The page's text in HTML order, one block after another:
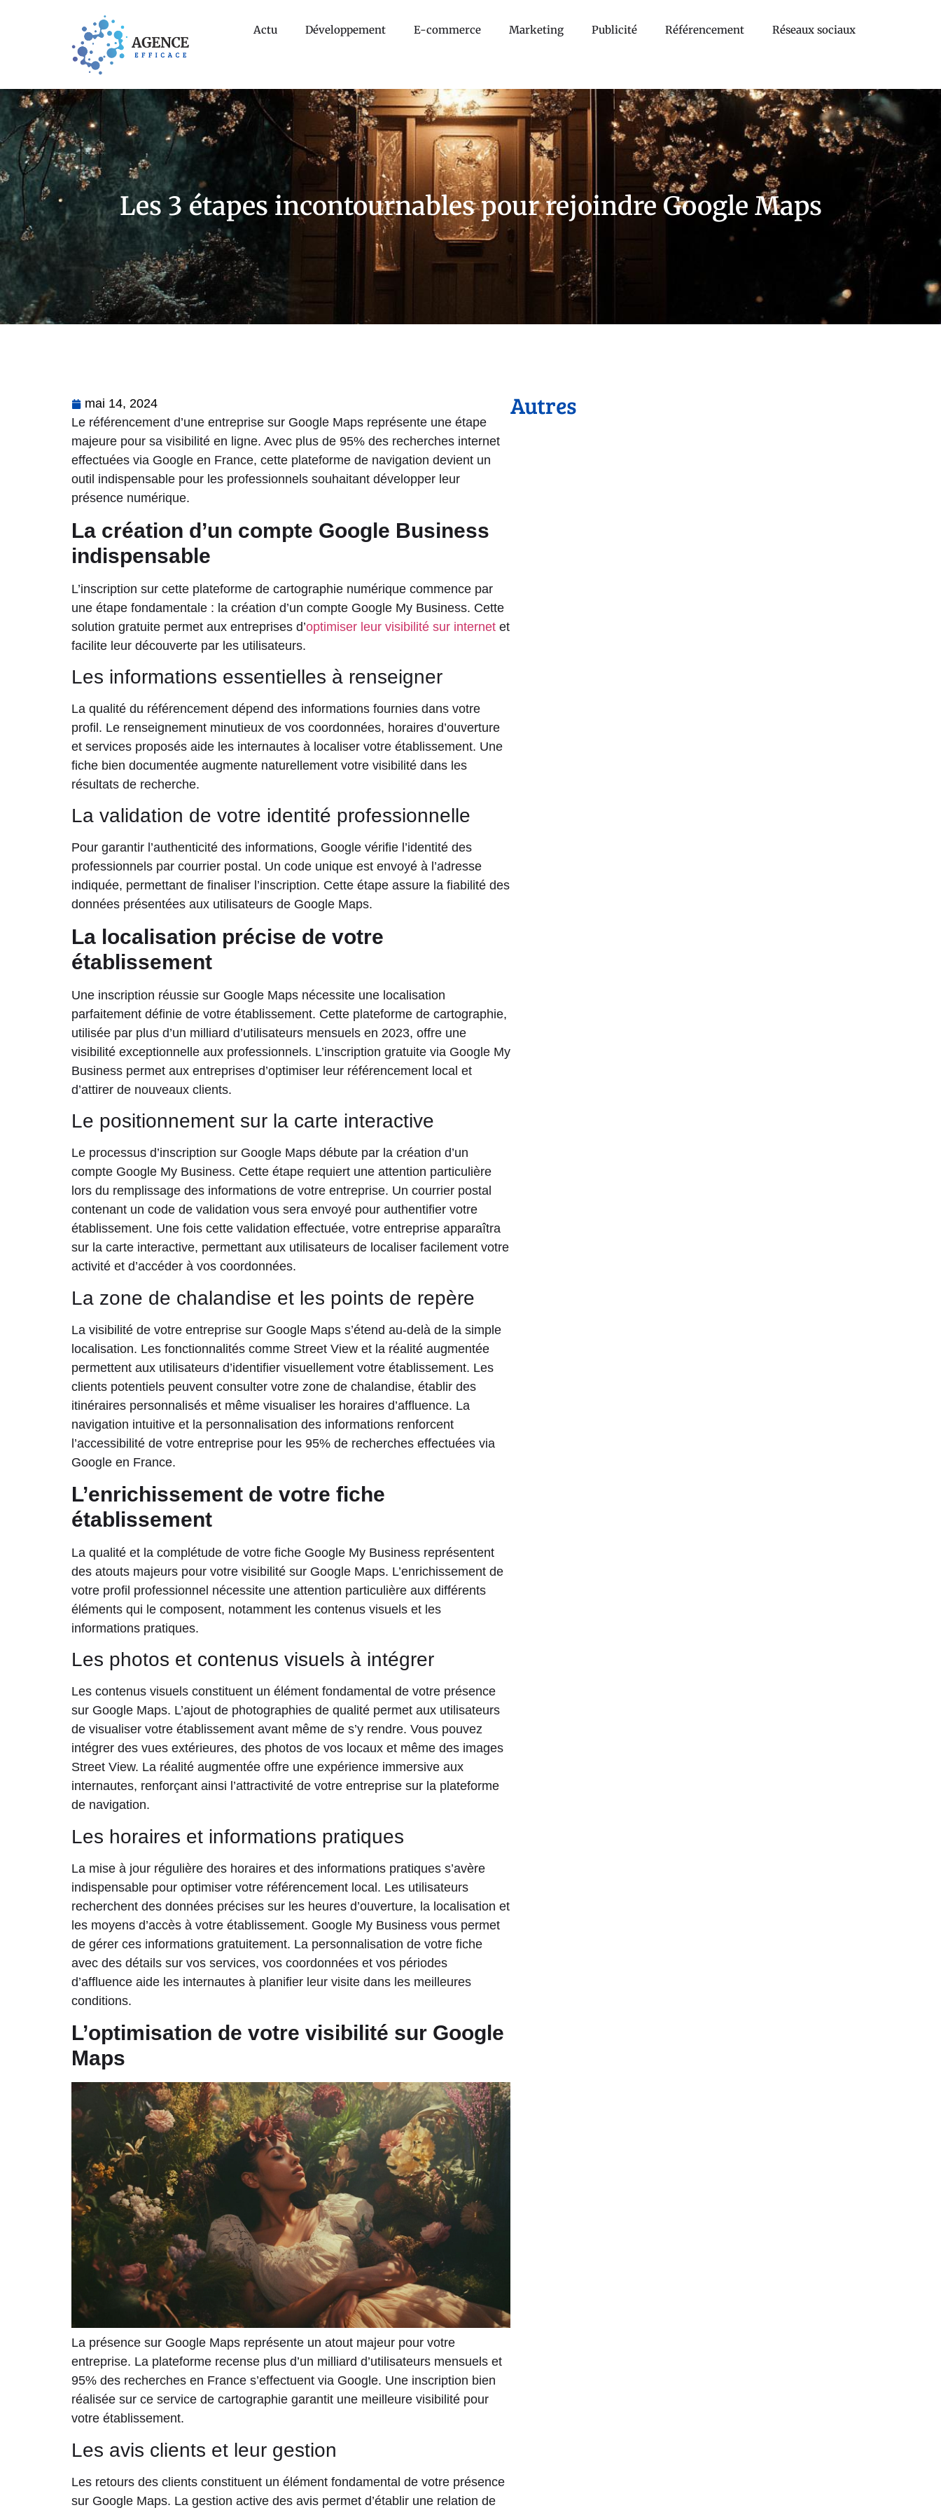
Actu Développement E-commerce Marketing Publicité Référencement Réseaux sociaux
Les 3 étapes incontournables pour rejoindre Google Maps
mai 14, 2024
Le référencement d’une entreprise sur Google Maps représente une étape
majeure pour sa visibilité en ligne. Avec plus de 95% des recherches internet
effectuées via Google en France, cette plateforme de navigation devient un
outil indispensable pour les professionnels souhaitant développer leur
présence numérique.
La création d’un compte Google Business
indispensable
L’inscription sur cette plateforme de cartographie numérique commence par
une étape fondamentale : la création d’un compte Google My Business. Cette
solution gratuite permet aux entreprises d’optimiser leur visibilité sur internet et
facilite leur découverte par les utilisateurs.
Les informations essentielles à renseigner
La qualité du référencement dépend des informations fournies dans votre
profil. Le renseignement minutieux de vos coordonnées, horaires d’ouverture
et services proposés aide les internautes à localiser votre établissement. Une
fiche bien documentée augmente naturellement votre visibilité dans les
résultats de recherche.
La validation de votre identité professionnelle
Pour garantir l’authenticité des informations, Google vérifie l’identité des
professionnels par courrier postal. Un code unique est envoyé à l’adresse
indiquée, permettant de finaliser l’inscription. Cette étape assure la fiabilité des
données présentées aux utilisateurs de Google Maps.
La localisation précise de votre
établissement
Une inscription réussie sur Google Maps nécessite une localisation
parfaitement définie de votre établissement. Cette plateforme de cartographie,
utilisée par plus d’un milliard d’utilisateurs mensuels en 2023, offre une
visibilité exceptionnelle aux professionnels. L’inscription gratuite via Google My
Business permet aux entreprises d’optimiser leur référencement local et
d’attirer de nouveaux clients.
Le positionnement sur la carte interactive
Le processus d’inscription sur Google Maps débute par la création d’un
compte Google My Business. Cette étape requiert une attention particulière
lors du remplissage des informations de votre entreprise. Un courrier postal
contenant un code de validation vous sera envoyé pour authentifier votre
établissement. Une fois cette validation effectuée, votre entreprise apparaîtra
sur la carte interactive, permettant aux utilisateurs de localiser facilement votre
activité et d’accéder à vos coordonnées.
La zone de chalandise et les points de repère
La visibilité de votre entreprise sur Google Maps s’étend au-delà de la simple
localisation. Les fonctionnalités comme Street View et la réalité augmentée
permettent aux utilisateurs d’identifier visuellement votre établissement. Les
clients potentiels peuvent consulter votre zone de chalandise, établir des
itinéraires personnalisés et même visualiser les horaires d’affluence. La
navigation intuitive et la personnalisation des informations renforcent
l’accessibilité de votre entreprise pour les 95% de recherches effectuées via
Google en France.
L’enrichissement de votre fiche
établissement
La qualité et la complétude de votre fiche Google My Business représentent
des atouts majeurs pour votre visibilité sur Google Maps. L’enrichissement de
votre profil professionnel nécessite une attention particulière aux différents
éléments qui le composent, notamment les contenus visuels et les
informations pratiques.
Les photos et contenus visuels à intégrer
Les contenus visuels constituent un élément fondamental de votre présence
sur Google Maps. L’ajout de photographies de qualité permet aux utilisateurs
de visualiser votre établissement avant même de s’y rendre. Vous pouvez
intégrer des vues extérieures, des photos de vos locaux et même des images
Street View. La réalité augmentée offre une expérience immersive aux
internautes, renforçant ainsi l’attractivité de votre entreprise sur la plateforme
de navigation.
Les horaires et informations pratiques
La mise à jour régulière des horaires et des informations pratiques s’avère
indispensable pour optimiser votre référencement local. Les utilisateurs
recherchent des données précises sur les heures d’ouverture, la localisation et
les moyens d’accès à votre établissement. Google My Business vous permet
de gérer ces informations gratuitement. La personnalisation de votre fiche
avec des détails sur vos services, vos coordonnées et vos périodes
d’affluence aide les internautes à planifier leur visite dans les meilleures
conditions.
L’optimisation de votre visibilité sur Google
Maps
La présence sur Google Maps représente un atout majeur pour votre
entreprise. La plateforme recense plus d’un milliard d’utilisateurs mensuels et
95% des recherches en France s’effectuent via Google. Une inscription bien
réalisée sur ce service de cartographie garantit une meilleure visibilité pour
votre établissement.
Les avis clients et leur gestion
Les retours des clients constituent un élément fondamental de votre présence
sur Google Maps. La gestion active des avis permet d’établir une relation de
Autres